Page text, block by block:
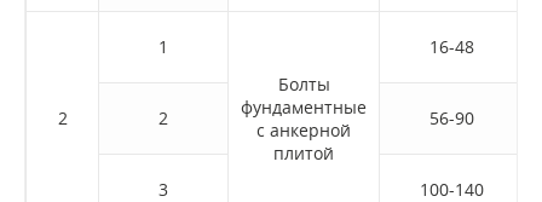
2
1
Болты
фундаментные
с анкерной
плитой
16-48
2 56-90
3 100-140